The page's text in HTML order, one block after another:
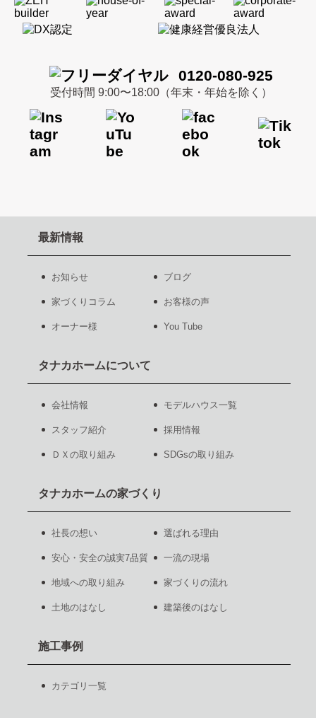
0120-080-925
受付時間 9:00〜18:00（年末・年始を除く）
最新情報
お知らせ ブログ
家づくりコラム お客様の声
オーナー様 You Tube
タナカホームについて
会社情報 モデルハウス一覧
スタッフ紹介 採用情報
ＤＸの取り組み SDGsの取り組み
タナカホームの家づくり
社長の想い 選ばれる理由
安心・安全の誠実7品質 一流の現場
地域への取り組み 家づくりの流れ
土地のはなし 建築後のはなし
施工事例
カテゴリ一覧